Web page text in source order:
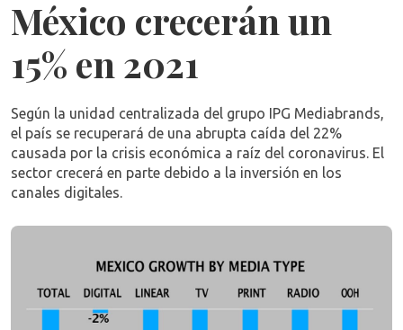
México crecerán un
15% en 2021
Según la unidad centralizada del grupo IPG Mediabrands,
el país se recuperará de una abrupta caída del 22%
causada por la crisis económica a raíz del coronavirus. El
sector crecerá en parte debido a la inversión en los
canales digitales.